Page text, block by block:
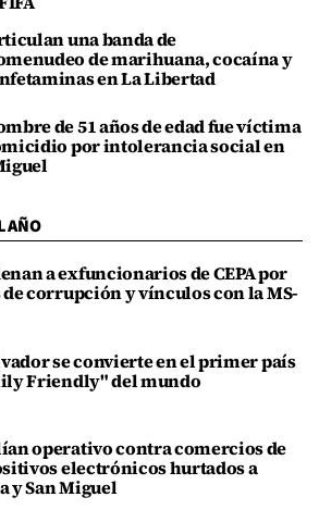
una banda de
de marihuana, cocaína y
en La Libertad
de 51 años de edad fue víctima
por intolerancia social en
AÑO
a exfuncionarios de CEPA por
de corrupción y vínculos con la MS-
se convierte en el primer país
Friendly" del mundo
operativo contra comercios de
electrónicos hurtados a
y San Miguel